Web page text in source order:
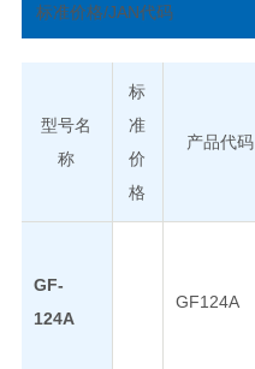
标准价格/JAN代码
型号名
称
标
准
价
格
产品代码
GF-
124A
GF124A